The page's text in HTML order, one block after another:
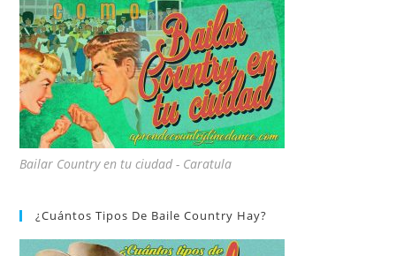
Bailar Country en tu ciudad - Caratula
¿Cuántos Tipos De Baile Country Hay?